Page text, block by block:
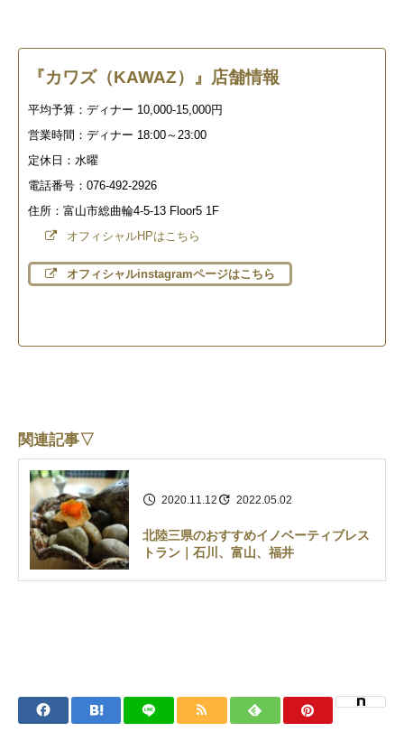
『カワズ（KAWAZ） 』店舗情報
平均予算：ディナー 10,000-15,000円
営業時間：ディナー 18:00～23:00
定休日：水曜
電話番号：076-492-2926
住所：富山市総曲輪4-5-13 Floor5 1F
オフィシャルHPはこちら
オフィシャルinstagramページはこちら
関連記事▽
2020.11.12 2022.05.02
北陸三県のおすすめイノベーティブレス
トラン｜石川、富山、福井